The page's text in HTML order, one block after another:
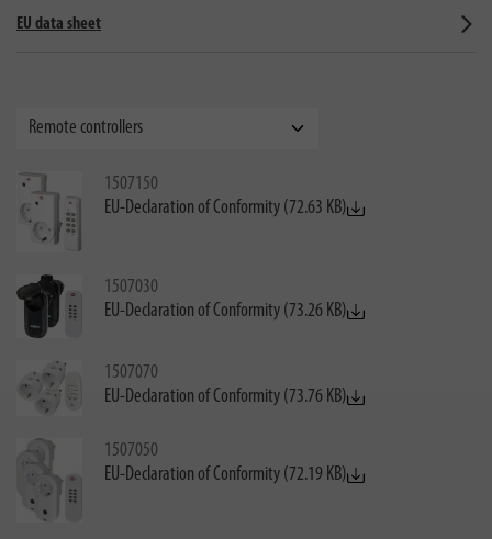
EU data sheet
1507150
EU-Declaration of Conformity (72.63 KB)
1507030
EU-Declaration of Conformity (73.26 KB)
1507070
EU-Declaration of Conformity (73.76 KB)
1507050
EU-Declaration of Conformity (72.19 KB)